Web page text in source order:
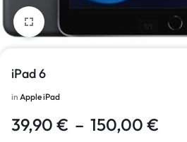
1/1
iPad 6
in Apple iPad
39,90 € – 150,00 €